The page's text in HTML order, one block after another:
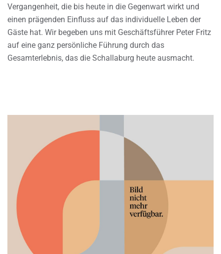
Vergangenheit, die bis heute in die Gegenwart wirkt und
einen prägenden Einfluss auf das individuelle Leben der
Gäste hat. Wir begeben uns mit Geschäftsführer Peter Fritz
auf eine ganz persönliche Führung durch das
Gesamterlebnis, das die Schallaburg heute ausmacht.